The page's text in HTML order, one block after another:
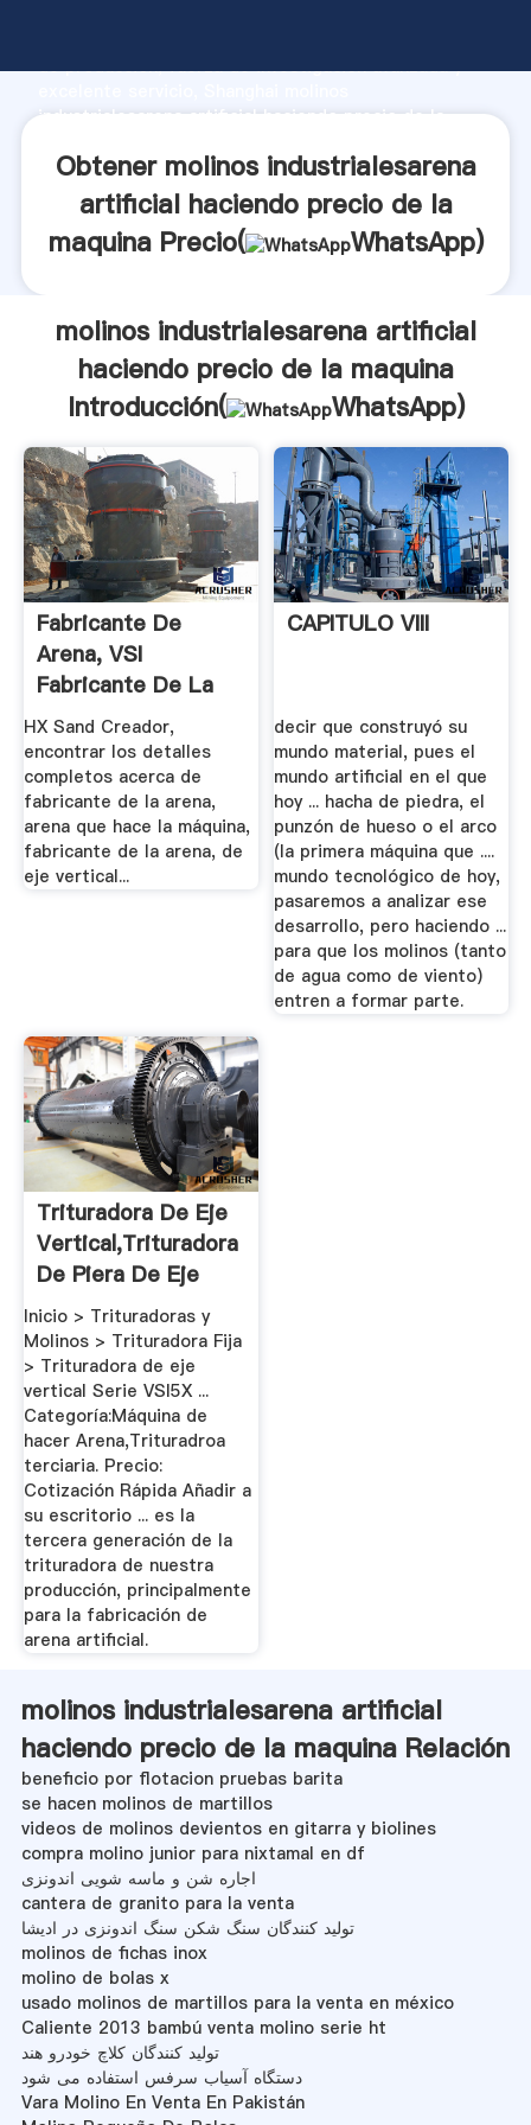
de producción, fuerza de investigación avanzada y
industrialesarena artificial haciendo precio de la
todos los clientes.
Obtener molinos industrialesarena
artificial haciendo precio de la
maquina Precio(
WhatsApp)
molinos industrialesarena artificial
haciendo precio de la maquina
Introducción(
WhatsApp)
Fabricante De
Arena, VSI
Fabricante De La
Arena, Arena Que
Hace La.
HX Sand Creador,
encontrar los detalles
completos acerca de
fabricante de la arena,
arena que hace la máquina,
fabricante de la arena, de
eje vertical...
CAPITULO VIII
decir que construyó su
mundo material, pues el
mundo artificial en el que
hoy ... hacha de piedra, el
punzón de hueso o el arco
(la primera máquina que ....
mundo tecnológico de hoy,
pasaremos a analizar ese
desarrollo, pero haciendo ...
para que los molinos (tanto
de agua como de viento)
entren a formar parte.
Trituradora De Eje
Vertical,Trituradora
De Piera De Eje
Vertical.
Inicio > Trituradoras y
Molinos > Trituradora Fija
> Trituradora de eje
vertical Serie VSI5X ...
Categoría:Máquina de
hacer Arena,Trituradroa
terciaria. Precio:
Cotización Rápida Añadir a
su escritorio ... es la
tercera generación de la
trituradora de nuestra
producción, principalmente
para la fabricación de
arena artificial.
molinos industrialesarena artificial
haciendo precio de la maquina Relación
beneficio por flotacion pruebas barita
se hacen molinos de martillos
videos de molinos devientos en gitarra y biolines
compra molino junior para nixtamal en df
اجاره شن و ماسه شویی اندونزی
cantera de granito para la venta
تولید کنندگان سنگ شکن سنگ اندونزی در ادیشا
molinos de fichas inox
molino de bolas x
usado molinos de martillos para la venta en méxico
Caliente 2013 bambú venta molino serie ht
تولید کنندگان کلاچ خودرو هند
دستگاه آسیاب سرفس استفاده می شود
Vara Molino En Venta En Pakistán